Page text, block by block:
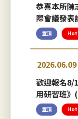
恭喜本所陳
際會議發表
置頂 Hot
2026.06.09
歡迎報名8/
用研習班
置頂 Hot